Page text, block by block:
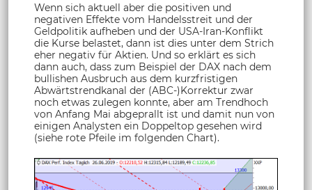
Wenn sich aktuell aber die positiven und
negativen Effekte vom Handelsstreit und der
Geldpolitik aufheben und der USA-Iran-Konflikt
die Kurse belastet, dann ist dies unter dem Strich
eher negativ für Aktien. Und so erklärt es sich
dann auch, dass zum Beispiel der DAX nach dem
bullishen Ausbruch aus dem kurzfristigen
Abwärtstrendkanal der (ABC-)Korrektur zwar
noch etwas zulegen konnte, aber am Trendhoch
von Anfang Mai abgeprallt ist und damit nun von
einigen Analysten ein Doppeltop gesehen wird
(siehe rote Pfeile im folgenden Chart).